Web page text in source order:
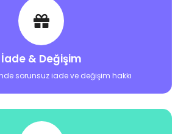
İade & Değişim
sorunsuz iade ve değişim hakkı